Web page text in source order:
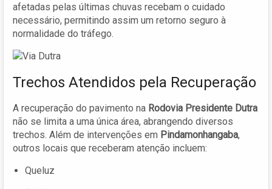
afetadas pelas últimas chuvas recebam o cuidado
necessário, permitindo assim um retorno seguro à
normalidade do tráfego.
Trechos Atendidos pela Recuperação
A recuperação do pavimento na Rodovia Presidente Dutra
não se limita a uma única área, abrangendo diversos
trechos. Além de intervenções em Pindamonhangaba,
outros locais que receberam atenção incluem:
Queluz